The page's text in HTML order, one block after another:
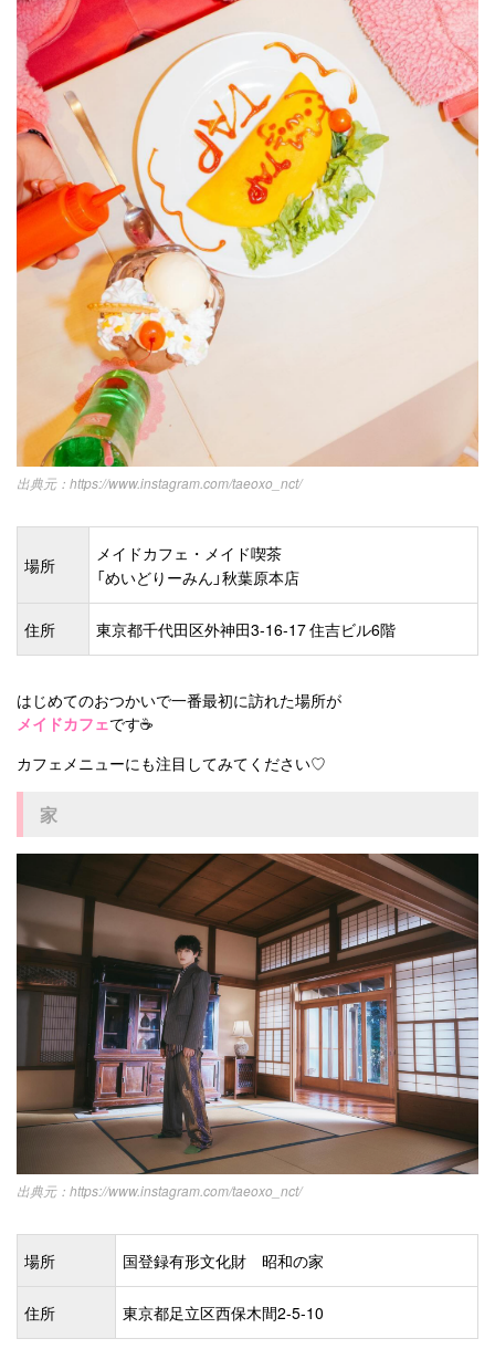
https://www.instagram.com/taeoxo_nct/
場所
メイドカフェ・メイド喫茶
「めいどりーみん」秋葉原本店
住所 東京都千代田区外神田3-16-17 住吉ビル6階
はじめてのおつかいで一番最初に訪れた場所が
メイドカフェです☕️
カフェメニューにも注目してみてください♡
家
https://www.instagram.com/taeoxo_nct/
場所 国登録有形文化財 昭和の家
住所 東京都足立区西保木間2-5-10